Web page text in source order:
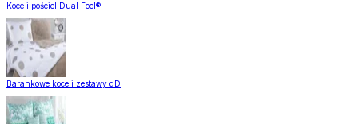
Koce i pościel Dual Feel®
Barankowe koce i zestawy dD